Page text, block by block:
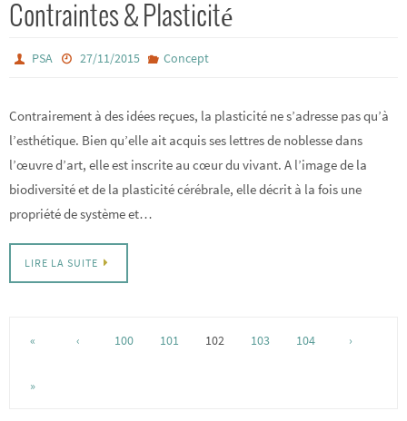
Contraintes & Plasticité
PSA 27/11/2015 Concept
Contrairement à des idées reçues, la plasticité ne s’adresse pas qu’à
l’esthétique. Bien qu’elle ait acquis ses lettres de noblesse dans
l’œuvre d’art, elle est inscrite au cœur du vivant. A l’image de la
biodiversité et de la plasticité cérébrale, elle décrit à la fois une
propriété de système et…
LIRE LA SUITE
« ‹ 100 101 102 103 104 ›
»